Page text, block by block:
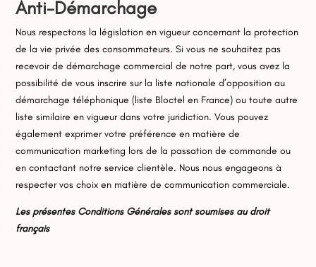
Anti-Démarchage
Nous respectons la législation en vigueur concernant la protection
de la vie privée des consommateurs. Si vous ne souhaitez pas
recevoir de démarchage commercial de notre part, vous avez la
possibilité de vous inscrire sur la liste nationale d’opposition au
démarchage téléphonique (liste Bloctel en France) ou toute autre
liste similaire en vigueur dans votre juridiction. Vous pouvez
également exprimer votre préférence en matière de
communication marketing lors de la passation de commande ou
en contactant notre service clientèle. Nous nous engageons à
respecter vos choix en matière de communication commerciale.
Les présentes Conditions Générales sont soumises au droit
français